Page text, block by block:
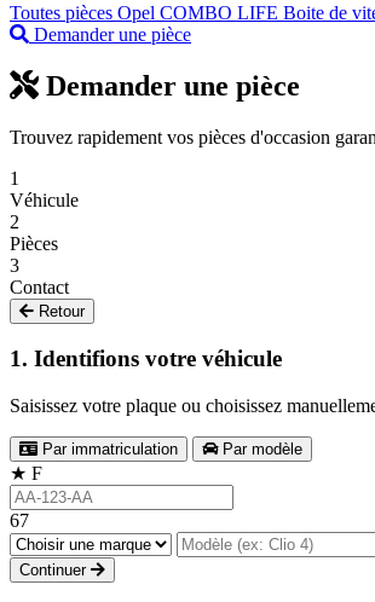
Toutes pièces Opel COMBO LIFE Boite de
Demander une pièce
Demander une pièce
Trouvez rapidement vos pièces d'occasion
1
Véhicule
2
Pièces
3
Contact
Retour
1. Identifions votre véhicule
Saisissez votre plaque ou choisissez
Par immatriculation Par modèle
★ F
67
Continuer